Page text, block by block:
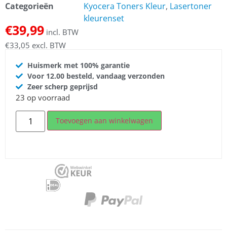
Categorieën
Kyocera Toners Kleur, Lasertoner
kleurenset
€39,99 incl. BTW
€33,05 excl. BTW
Huismerk met 100% garantie
Voor 12.00 besteld, vandaag verzonden
Zeer scherp geprijsd
23 op voorraad
Toevoegen aan winkelwagen